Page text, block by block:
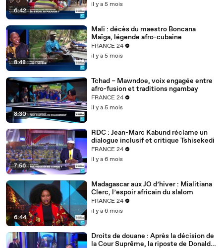
6:42
il y a 5 mois
8:48
Mali : décès du maestro Boncana
Maïga, légende afro-cubaine
FRANCE 24
il y a 5 mois
8:30
Tchad – Mawndoe, voix engagée entre
afro-fusion et traditions ngambay
FRANCE 24
il y a 5 mois
7:56
RDC : Jean-Marc Kabund réclame un
dialogue inclusif et critique Tshisekedi
FRANCE 24
il y a 6 mois
6:44
Madagascar aux JO d’hiver : Mialitiana
Clerc, l’espoir africain du slalom
FRANCE 24
il y a 6 mois
Droits de douane : Après la décision de
la Cour Suprême, la riposte de Donald